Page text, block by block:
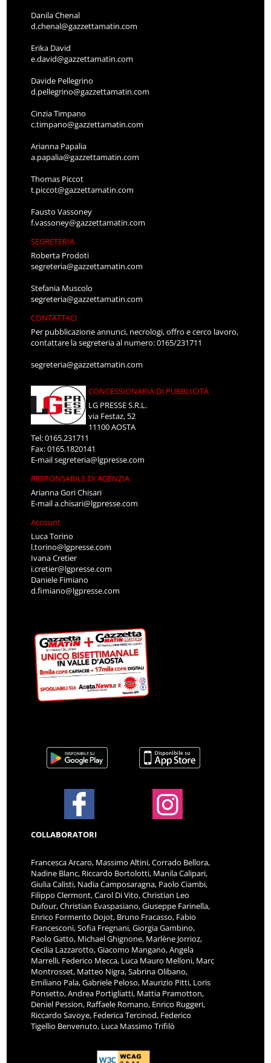
Danila Chenal
d.chenal@gazzettamatin.com
Erika David
e.david@gazzettamatin.com
Davide Pellegrino
d.pellegrino@gazzettamatin.com
Cinzia Timpano
c.timpano@gazzettamatin.com
Arianna Papalia
a.papalia@gazzettamatin.com
Thomas Piccot
t.piccot@gazzettamatin.com
Fausto Vassoney
f.vassoney@gazzettamatin.com
SEGRETERIA
Roberta Prodoti
segreteria@gazzettamatin.com
Stefania Muscolo
segreteria@gazzettamatin.com
CONTATTACI
Per pubblicazione annunci, necrologi, offro e cerco lavoro,
contattare la segreteria al numero: 0165/231711
segreteria@gazzettamatin.com
CONCESSIONARIA DI PUBBLICITÀ
LG PRESSE S.R.L.
via Festaz, 52
11100 AOSTA
Tel: 0165.231711
Fax: 0165.1820141
E-mailsegreteria@lgpresse.com
RESPONSABILE DI AGENZIA
Arianna Gori Chisari
E-maila.chisari@lgpresse.com
Account
Luca Torino
l.torino@lgpresse.com
Ivana Cretier
i.cretier@lgpresse.com
Daniele Fimiano
d.fimiano@lgpresse.com
COLLABORATORI
Francesca Arcaro, Massimo Altini, Corrado Bellora,
Nadine Blanc, Riccardo Bortolotti, Manila Calipari,
Giulia Calisti, Nadia Camposaragna, Paolo Ciambi,
Filippo Clermont, Carol Di Vito, Christian Leo
Dufour, Christian Evaspasiano, Giuseppe Farinella,
Enrico Formento Dojot, Bruno Fracasso, Fabio
Francesconi, Sofia Fregnani, Giorgia Gambino,
Paolo Gatto, Michael Ghignone, Marlène Jorrioz,
Cecilia Lazzarotto, Giacomo Mangano, Angela
Marrelli, Federico Mecca, Luca Mauro Melloni, Marc
Montrosset, Matteo Nigra, Sabrina Olibano,
Emiliano Pala, Gabriele Peloso, Maurizio Pitti, Loris
Ponsetto, Andrea Portigliatti, Mattia Pramotton,
Deniel Pession, Raffaele Romano, Enrico Ruggeri,
Riccardo Savoye, Federica Tercinod, Federico
Tigellio Benvenuto, Luca Massimo Trifilò